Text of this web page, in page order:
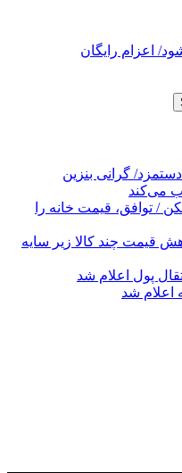
اعزام رایگان
۸۳ درصدی دستمزد/ گرانی بنزین
می‌کند
/ توافق، قیمت خانه را
قیمت چند کالا زیر سایه
پول اعلام شد
اعلام شد